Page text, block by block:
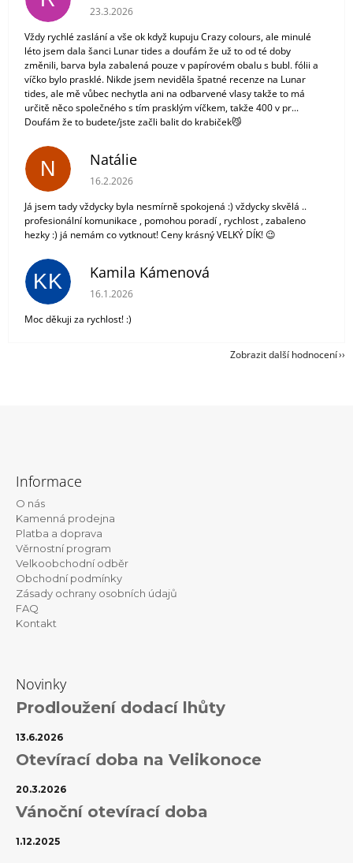
Hodnocení obchodu je 3 z 5 hvězdiček.
23.3.2026
Vždy rychlé zaslání a vše ok když kupuju Crazy colours, ale minulé
léto jsem dala šanci Lunar tides a doufám že už to od té doby
změnili, barva byla zabalená pouze v papírovém obalu s bubl. fólii a
víčko bylo prasklé. Nikde jsem neviděla špatné recenze na Lunar
tides, ale mě vůbec nechytla ani na odbarvené vlasy takže to má
určitě něco společného s tím prasklým víčkem, takže 400 v pr...
Doufám že to budete/jste začli balit do krabiček😼
N Natálie
Hodnocení obchodu je 5 z 5 hvězdiček.
16.2.2026
Já jsem tady vždycky byla nesmírně spokojená :) vždycky skvělá ..
profesionální komunikace , pomohou poradí , rychlost , zabaleno
hezky :) já nemám co vytknout! Ceny krásný VELKÝ DÍK! 😉
KK Kamila Kámenová
Hodnocení obchodu je 5 z 5 hvězdiček.
16.1.2026
Moc děkuji za rychlost! :)
Zobrazit další hodnocení
Informace
O nás
Kamenná prodejna
Platba a doprava
Věrnostní program
Velkoobchodní odběr
Obchodní podmínky
Zásady ochrany osobních údajů
FAQ
Kontakt
Novinky
Prodloužení dodací lhůty
13.6.2026
Otevírací doba na Velikonoce
20.3.2026
Vánoční otevírací doba
1.12.2025